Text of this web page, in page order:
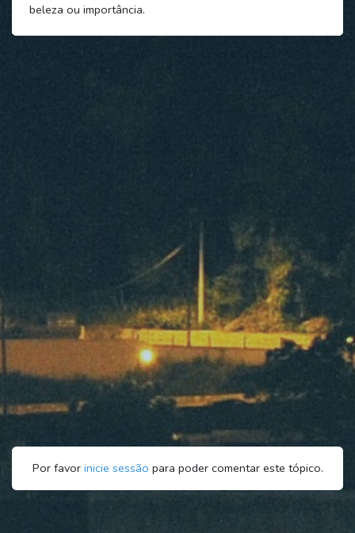
beleza ou importância.
Por favor inicie sessão para poder comentar este tópico.